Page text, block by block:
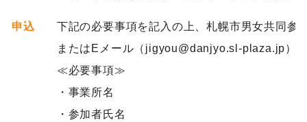
申込
下記の必要事項を記入の上、札幌市男女共同
またはEメール（jigyou@danjyo.sl-plaza.jp）
≪必要事項≫
・事業所名
・参加者氏名